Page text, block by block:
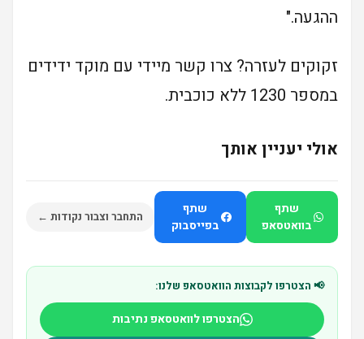
ההגעה."
זקוקים לעזרה? צרו קשר מיידי עם מוקד ידידים
במספר 1230 ללא כוכבית.
אולי יעניין אותך
שתף
בוואטסאפ
שתף
בפייסבוק
התחבר וצבור נקודות ←
📢 הצטרפו לקבוצות הוואטסאפ שלנו:
הצטרפו לוואטסאפ נתיבות